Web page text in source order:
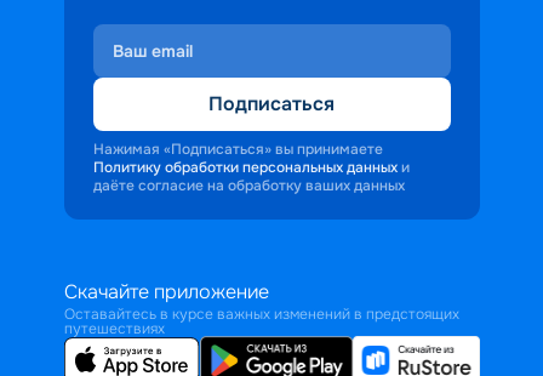
Подписаться
Нажимая «Подписаться» вы принимаете
Политику обработки персональных данных и
даёте согласие на обработку ваших данных
Скачайте приложение
Оставайтесь в курсе важных изменений в предстоящих
путешествиях